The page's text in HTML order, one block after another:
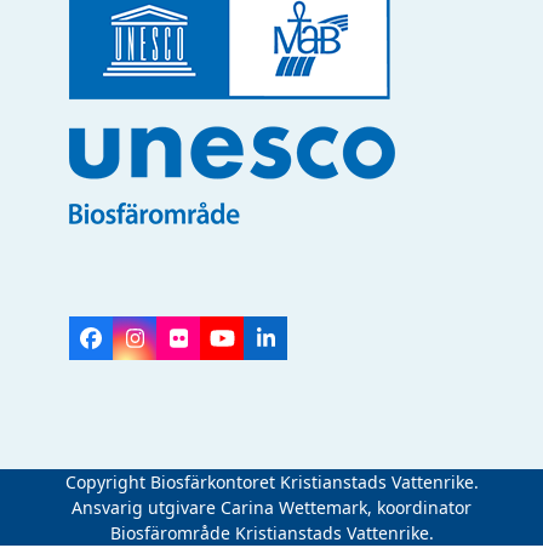
Facebook
Instagram
FlickrYouTubeLinkedIn
Copyright Biosfärkontoret Kristianstads Vattenrike.
Ansvarig utgivare Carina Wettemark, koordinator
Biosfärområde Kristianstads Vattenrike.